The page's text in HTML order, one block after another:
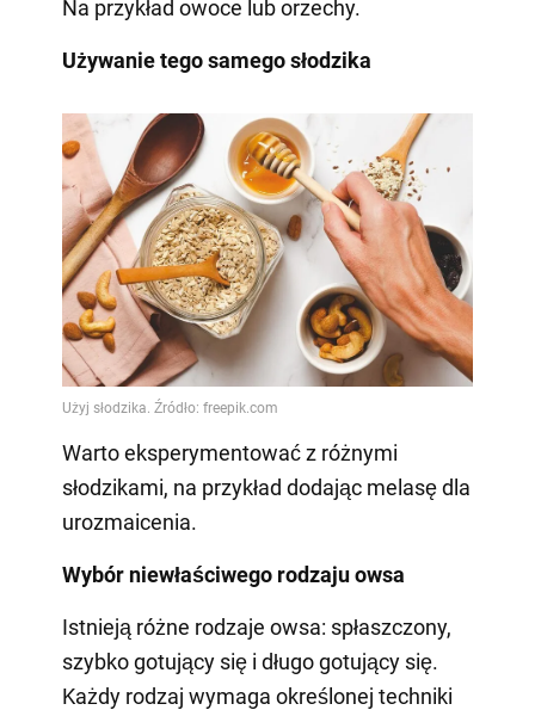
Na przykład owoce lub orzechy.
Używanie tego samego słodzika
Warto eksperymentować z różnymi
słodzikami, na przykład dodając melasę dla
urozmaicenia.
Wybór niewłaściwego rodzaju owsa
Istnieją różne rodzaje owsa: spłaszczony,
szybko gotujący się i długo gotujący się.
Każdy rodzaj wymaga określonej techniki